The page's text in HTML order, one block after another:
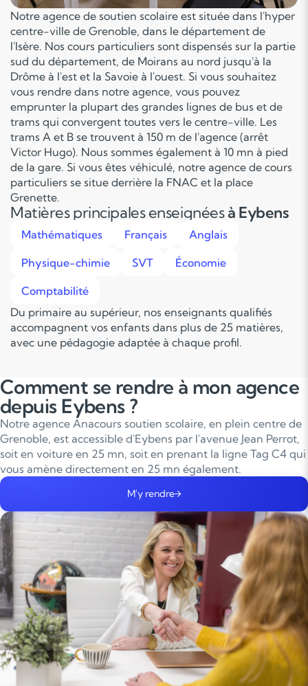
Notre agence de soutien scolaire est située dans l'hyper
centre-ville de Grenoble, dans le département de
l'Isère. Nos cours particuliers sont dispensés sur la partie
sud du département, de Moirans au nord jusqu'à la
Drôme à l'est et la Savoie à l'ouest. Si vous souhaitez
vous rendre dans notre agence, vous pouvez
emprunter la plupart des grandes lignes de bus et de
trams qui convergent toutes vers le centre-ville. Les
trams A et B se trouvent à 150 m de l'agence (arrêt
Victor Hugo). Nous sommes également à 10 mn à pied
de la gare. Si vous êtes véhiculé, notre agence de cours
particuliers se situe derrière la FNAC et la place
Grenette.
Matières principales enseignéesà Eybens
Mathématiques Français Anglais
Physique-chimie SVT Économie
Comptabilité
Du primaire au supérieur, nos enseignants qualifiés
accompagnent vos enfants dans plus de 25 matières,
avec une pédagogie adaptée à chaque profil.
Comment se rendre à mon agence
depuis Eybens ?
Notre agence Anacours soutien scolaire, en plein centre de
Grenoble, est accessible d'Eybens par l'avenue Jean Perrot,
soit en voiture en 25 mn, soit en prenant la ligne Tag C4 qui
vous amène directement en 25 mn également.
M'y rendre